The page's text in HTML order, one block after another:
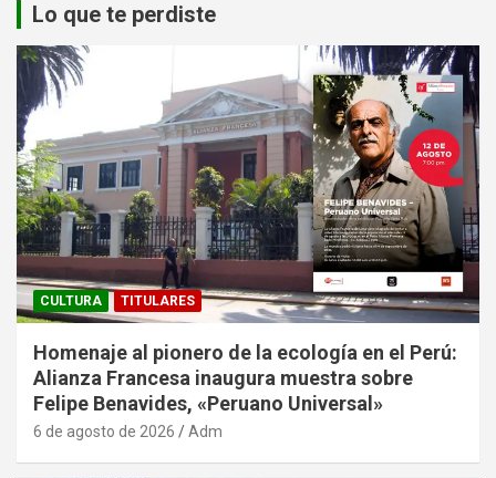
Lo que te perdiste
CULTURA TITULARES
Homenaje al pionero de la ecología en el Perú:
Alianza Francesa inaugura muestra sobre
Felipe Benavides, «Peruano Universal»
6 de agosto de 2026 Adm